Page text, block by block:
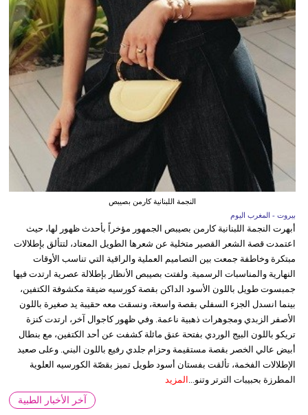
النجمة اللبنانية كارمن بصيبص
بيروت - المغرب اليوم
أبهرت النجمة اللبنانية كارمن بصيبص الجمهور مؤخراً بأحدث ظهور لها، حيث
اعتمدت قصة الشعر القصير متخلية عن شعرها الطويل المعتاد، لتتألق بإطلالات
مبتكرة وخاطفة جمعت بين التصاميم العملية والراقية التي تناسب الأوقات
النهارية والمناسبات الرسمية. ولفتت بصيبص الأنظار بإطلالة عصرية ارتدت فيها
جمبسوت طويل باللون الأسود الداكن بقصة كورسيه ضيقة مكشوفة الكتفين،
بينما انسدل الجزء السفلي بقصة واسعة، ونسقت معه حقيبة يد صغيرة باللون
الأصفر الزبدي ومجوهرات ذهبية ناعمة. وفي ظهور كاجوال آخر، ارتدت كنزة
تريكو باللون البيج الوردي بفتحة عنق مائلة كشفت عن أحد الكتفين، مع بنطال
أبيض عالي الخصر بقصة مستقيمة وحزام جلدي رفيع باللون البني. وعلى صعيد
الإطلالات الفخمة، تألقت بفستان أسود طويل تميز بقصّة الكورسيه العلوية
المطرزة بحبيبات الترتر وتنو...
المزيد
آخر الأخبار الطبية